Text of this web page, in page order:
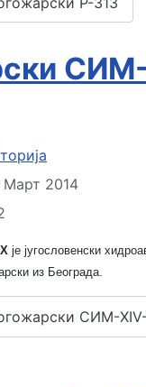
Март 2014
је југословенски
из Београда.
СИМ-